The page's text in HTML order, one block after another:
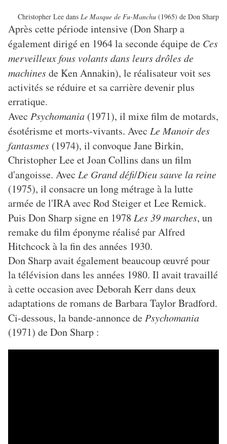
Christopher Lee dans Le Masque de Fu-Manchu (1965) de Don Sharp
Après cette période intensive (Don Sharp a
également dirigé en 1964 la seconde équipe de Ces
merveilleux fous volants dans leurs drôles de
machinesde Ken Annakin), le réalisateur voit ses
activités se réduire et sa carrière devenir plus
erratique.
Avec Psychomania (1971), il mixe film de motards,
ésotérisme et morts-vivants. Avec Le Manoir des
fantasmes (1974), il convoque Jane Birkin,
Christopher Lee et Joan Collins dans un film
d'angoisse. Avec Le Grand défi/Dieu sauve la reine
(1975), il consacre un long métrage à la lutte
armée de l'IRA avec Rod Steiger et Lee Remick.
Puis Don Sharp signe en 1978 Les 39 marches, un
remake du film éponyme réalisé par Alfred
Hitchcock à la fin des années 1930.
Don Sharp avait également beaucoup œuvré pour
la télévision dans les années 1980. Il avait travaillé
à cette occasion avec Deborah Kerr dans deux
adaptations de romans de Barbara Taylor Bradford.
Ci-dessous, la bande-annonce de Psychomania
(1971) de Don Sharp :